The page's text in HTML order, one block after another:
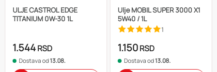
ULJE CASTROL EDGE
TITANIUM 0W-30 1L
1.544RSD
Dostava od13.08.
Ulje MOBIL SUPER 3000 X1
5W40 / 1L
1
1.150RSD
Dostava od13.08.